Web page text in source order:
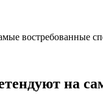
востребованные
на